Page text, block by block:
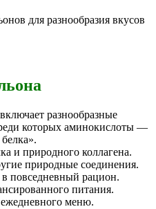
для разнообразия вкусов
разнообразные
которых аминокислоты —
и природного коллагена.
природные соединения.
повседневный рацион.
питания.
ежедневного меню.